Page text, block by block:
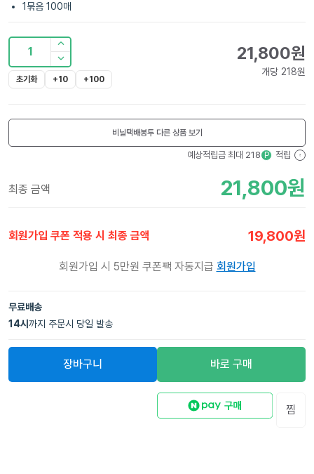
1묶음 100매
1
초기화 +10 +100
21,800원
개당 218원
비닐택배봉투다른 상품 보기
예상적립금 최대 218 P 적립 ?
최종 금액 21,800원
회원가입 쿠폰 적용 시 최종 금액 19,800원
회원가입 시 5만원 쿠폰팩 자동지급 회원가입
무료배송
14시 까지 주문시 당일 발송
장바구니 바로 구매
찜